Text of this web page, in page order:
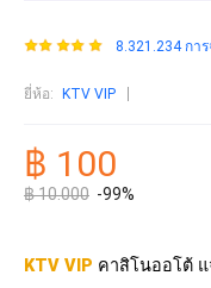
8.321.234 กา
ยี่ห้อ: KTV VIP
฿ 100
฿ 10.000 -99%
KTV VIP คาสิโนออโต้